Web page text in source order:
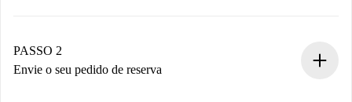
Você tem todas as informações necessárias
antecipadamente.
PASSO 2
Envie o seu pedido de reserva